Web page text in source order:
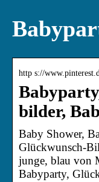
http s://
bilder,
Baby Shower,
Glückwunsch-
junge, blau von
Babyparty,